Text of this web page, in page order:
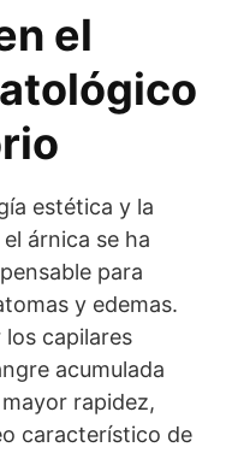
el
estética y la
árnica se ha
para
y edemas.
capilares
acumulada
rapidez,
característico de